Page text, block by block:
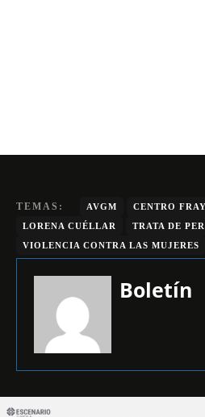
TEMAS: AVGM
CENTRO
LORENA CUÉLLAR
TRATA DE
VIOLENCIA CONTRA LAS MUJERES
Boletín